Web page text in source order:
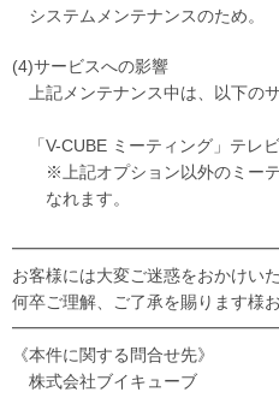
システムメンテナンスのため。
(4)サービスへの影響
上記メンテナンス中は、以下の
「V-CUBE ミーティング」テレ
※上記オプション以外のミーテ
なれます。
お客様には大変ご迷惑をおかけい
何卒ご理解、ご了承を賜ります様
《本件に関する問合せ先》
株式会社ブイキューブ